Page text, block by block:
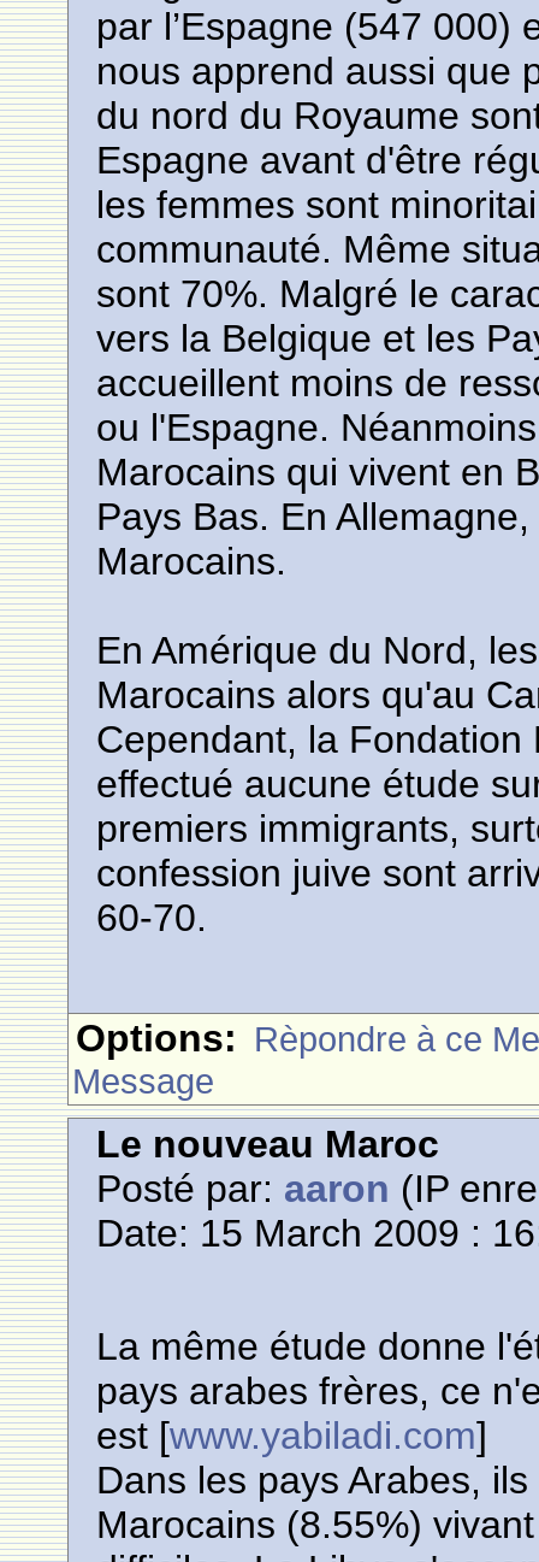
par l’Espagne (547 000)
nous apprend aussi que
du nord du Royaume
Espagne avant d'être
les femmes sont
communauté. Même
sont 70%. Malgré le
vers la Belgique et les
accueillent moins de
ou l'Espagne.
Marocains qui vivent en
Pays Bas. En
Marocains.
En Amérique du Nord,
Marocains alors qu'au
Cependant, la
effectué aucune étude
premiers immigrants,
confession juive sont
60-70.
Options: Rèpondre à ce
Message
Le nouveau Maroc
Posté par: aaron (IP
Date: 15 March 2009 :
La même étude donne
pays arabes frères, ce
est [www.yabiladi.com]
Dans les pays Arabes,
Marocains (8.55%)